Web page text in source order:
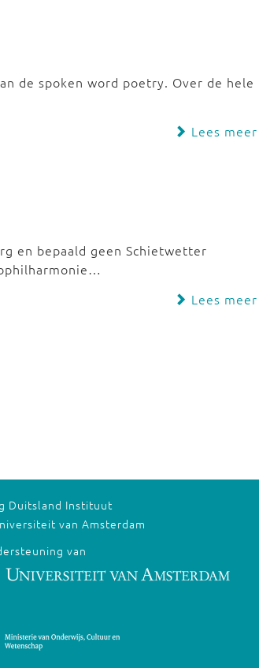
de spoken word poetry. Over de hele
Lees meer
en bepaald geen Schietwetter
Lees meer
Duitsland Instituut
van Amsterdam
van